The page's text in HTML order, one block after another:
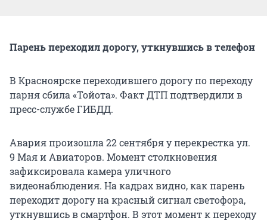
Парень переходил дорогу, уткнувшись в телефон
В Красноярске переходившего дорогу по переходу
парня сбила «Тойота». Факт ДТП подтвердили в
пресс-службе ГИБДД.
Авария произошла 22 сентября у перекрестка ул.
9 Мая и Авиаторов. Момент столкновения
зафиксировала камера уличного
видеонаблюдения. На кадрах видно, как парень
переходит дорогу на красный сигнал светофора,
уткнувшись в смартфон. В этот момент к переходу